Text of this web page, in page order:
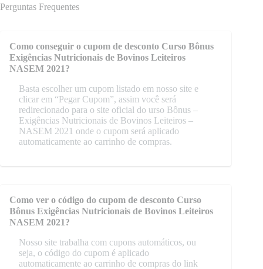
Perguntas Frequentes
Como conseguir o cupom de desconto Curso Bônus
Exigências Nutricionais de Bovinos Leiteiros
NASEM 2021?
Basta escolher um cupom listado em nosso site e
clicar em “Pegar Cupom”, assim você será
redirecionado para o site oficial do urso Bônus –
Exigências Nutricionais de Bovinos Leiteiros –
NASEM 2021 onde o cupom será aplicado
automaticamente ao carrinho de compras.
Como ver o código do cupom de desconto Curso
Bônus Exigências Nutricionais de Bovinos Leiteiros
NASEM 2021?
Nosso site trabalha com cupons automáticos, ou
seja, o código do cupom é aplicado
automaticamente ao carrinho de compras do link